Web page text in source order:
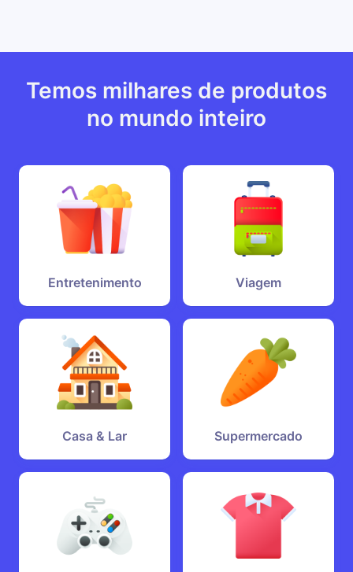
Temos milhares de produtos
no mundo inteiro
Entretenimento Viagem
Casa & Lar Supermercado